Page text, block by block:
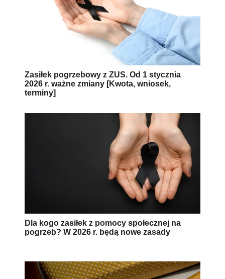
Zasiłek pogrzebowy z ZUS. Od 1 stycznia
2026 r. ważne zmiany [Kwota, wniosek,
terminy]
Dla kogo zasiłek z pomocy społecznej na
pogrzeb? W 2026 r. będą nowe zasady